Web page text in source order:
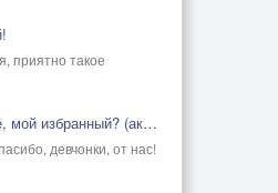
приятно такое
избранный? (акустика)
девчонки, от нас!